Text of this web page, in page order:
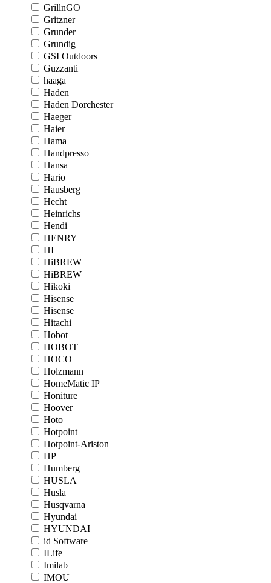
GrillnGO
Gritzner
Grunder
Grundig
GSI Outdoors
Guzzanti
haaga
Haden
Haden Dorchester
Haeger
Haier
Hama
Handpresso
Hansa
Hario
Hausberg
Hecht
Heinrichs
Hendi
HENRY
HI
HiBREW
HiBREW
Hikoki
Hisense
Hisense
Hitachi
Hobot
HOBOT
HOCO
Holzmann
HomeMatic IP
Honiture
Hoover
Hoto
Hotpoint
Hotpoint-Ariston
HP
Humberg
HUSLA
Husla
Husqvarna
Hyundai
HYUNDAI
id Software
ILife
Imilab
IMOU